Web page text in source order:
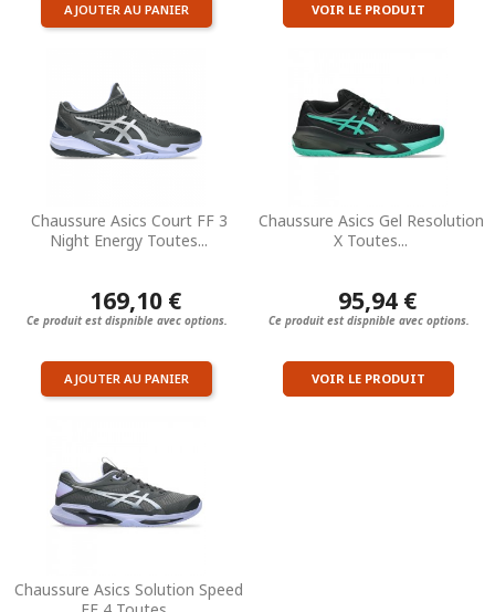
AJOUTER AU PANIER VOIR LE PRODUIT
Chaussure Asics Court FF 3
Night Energy Toutes...
169,10 €
Ce produit est dispnible avec options.
AJOUTER AU PANIER
Chaussure Asics Gel Resolution
X Toutes...
95,94 €
Ce produit est dispnible avec options.
VOIR LE PRODUIT
Chaussure Asics Solution Speed